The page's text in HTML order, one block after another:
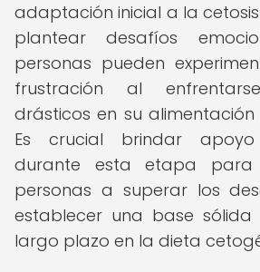
adaptación inicial a la
plantear desafíos
personas pueden
frustración al
drásticos en su
Es crucial brindar
durante esta etapa
personas a superar los
establecer una base
largo plazo en la dieta